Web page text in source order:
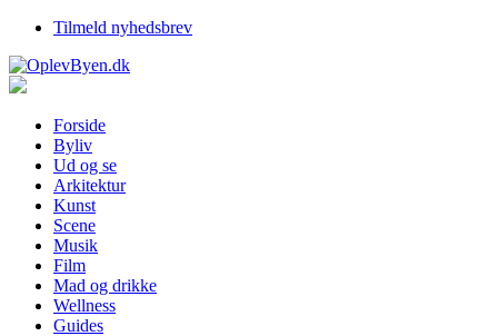
Tilmeld nyhedsbrev
Forside
Byliv
Ud og se
Arkitektur
Kunst
Scene
Musik
Film
Mad og drikke
Wellness
Guides